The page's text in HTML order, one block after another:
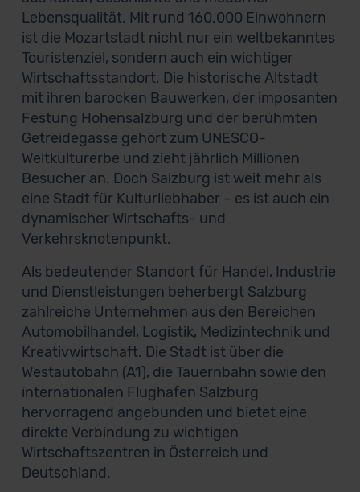
Lebensqualität. Mit rund 160.000 Einwohnern
ist die Mozartstadt nicht nur ein weltbekanntes
Touristenziel, sondern auch ein wichtiger
Wirtschaftsstandort. Die historische Altstadt
mit ihren barocken Bauwerken, der imposanten
Festung Hohensalzburg und der berühmten
Getreidegasse gehört zum UNESCO-
Weltkulturerbe und zieht jährlich Millionen
Besucher an. Doch Salzburg ist weit mehr als
eine Stadt für Kulturliebhaber – es ist auch ein
dynamischer Wirtschafts- und
Verkehrsknotenpunkt.
Als bedeutender Standort für Handel, Industrie
und Dienstleistungen beherbergt Salzburg
zahlreiche Unternehmen aus den Bereichen
Automobilhandel, Logistik, Medizintechnik und
Kreativwirtschaft. Die Stadt ist über die
Westautobahn (A1), die Tauernbahn sowie den
internationalen Flughafen Salzburg
hervorragend angebunden und bietet eine
direkte Verbindung zu wichtigen
Wirtschaftszentren in Österreich und
Deutschland.